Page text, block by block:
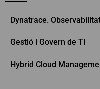
Dynatrace.
Gestió i Govern de TI
Hybrid Cloud